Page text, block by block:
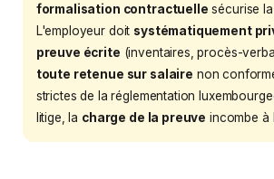
formalisation contractuelle sécurise
L'employeur doit systématiquement
preuve écrite (inventaires, procès-
toute retenue sur salaire non
strictes de la réglementation
litige, la charge de la preuve incombe à